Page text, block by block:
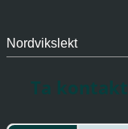
Nordvikslekt
Ta kontakt